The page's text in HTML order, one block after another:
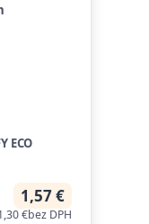
ECO
1,57 €
€bez DPH